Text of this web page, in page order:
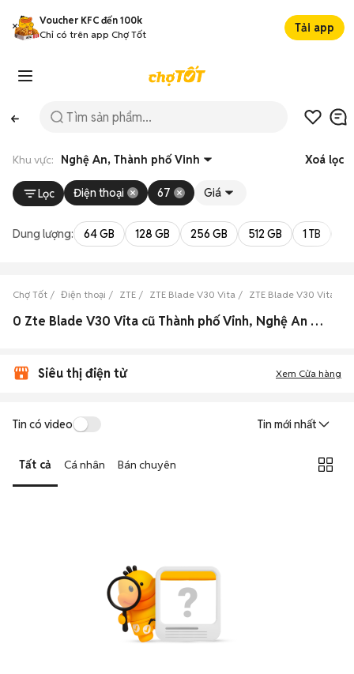
Voucher KFC đến 100k
Chỉ có trên app Chợ Tốt
Tải app
Khu vực: Nghệ An, Thành phố Vinh Xoá lọc
Lọc Điện thoại 67 Giá
Dung lượng: 64 GB 128 GB 256 GB 512 GB 1 TB
Chợ Tốt Điện thoại ZTE ZTE Blade V30 Vita ZTE Blade V30 Vita
0 Zte Blade V30 Vita cũ Thành phố Vinh, Nghệ An đẹp
Siêu thị điện tử Xem Cửa hàng
Tin có video Tin mới nhất
Tất cả Cá nhân Bán chuyên